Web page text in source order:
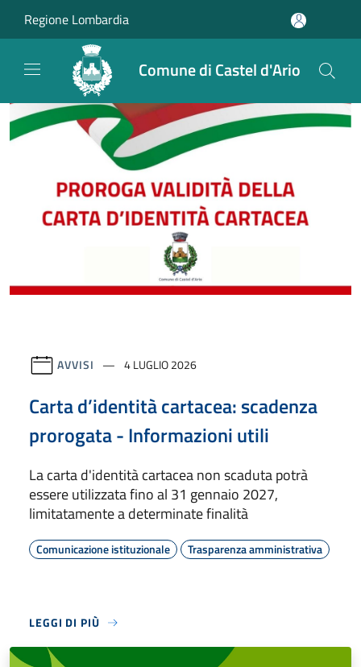
Regione Lombardia
Comune di Castel d'Ario
AVVISI 4 LUGLIO 2026
Carta d’identità cartacea: scadenza
prorogata - Informazioni utili
La carta d'identità cartacea non scaduta potrà
essere utilizzata fino al 31 gennaio 2027,
limitatamente a determinate finalità
Comunicazione istituzionale Trasparenza amministrativa
LEGGI DI PIÙ